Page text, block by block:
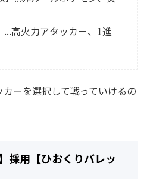
...高火力アタッカー、1進
ーを選択して戦っていけるの
採用【ひおくりバレッ